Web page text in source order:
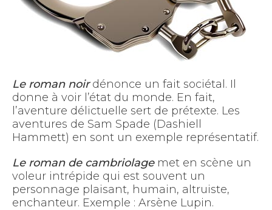
Le roman noirdénonce un fait sociétal. Il
donne à voir l’état du monde. En fait,
l’aventure délictuelle sert de prétexte. Les
aventures de Sam Spade (Dashiell
Hammett) en sont un exemple représentatif.
Le roman de cambriolage met en scène un
voleur intrépide qui est souvent un
personnage plaisant, humain, altruiste,
enchanteur. Exemple : Arsène Lupin.